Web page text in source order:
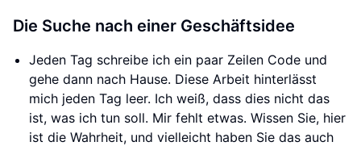
Die Suche nach einer Geschäftsidee
Jeden Tag schreibe ich ein paar Zeilen Code und
gehe dann nach Hause. Diese Arbeit hinterlässt
mich jeden Tag leer. Ich weiß, dass dies nicht das
ist, was ich tun soll. Mir fehlt etwas. Wissen Sie, hier
ist die Wahrheit, und vielleicht haben Sie das auch